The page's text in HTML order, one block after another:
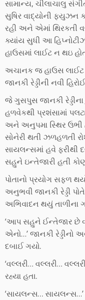
સામાન્ય, ચીલાચાલુ
સુષિર વાદ્યોની ફ્યુઝન
રહી અને એમાં થિરકતી
ક્યાંય સુધી આ
હાઉસમાં લાઈટ ન થઇ
અચાનક જ હાઉસ લાઈટ
જાનકી રેડ્ડીની નવી
જે ગુસપુસ જાનકી
હળવેકથી પ્રશંસામાં
અને અનુપમા સ્થિર ઉભી
સોનેરી થતી ઝળહળતી
સાયલન્સમાં હવે ફરીથી
સહુને ઇન્તેજારી હતી
પોતાનો પ્રયોગ સફળ
અનુભવી જાનકી રેડ્ડી
અભિવાદન થયું તાળીના
‘આપ સહુને ઈન્તેજાર છે
એનો…’ જાનકી રેડ્ડીનો
દબાઈ ગયો.
‘વલ્લરી… વલ્લરી…
રહ્યા હતા.
‘સાયલન્સ… સાયલન્સ…’